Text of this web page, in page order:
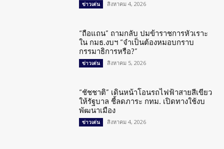
ข่าวเด่น สิงหาคม 4, 2026
“ถือแถน” ถามกลับ ปมข้าราชการหัวเราะ
ใน กมธ.งบฯ “จำเป็นต้องหมอบกราบ
กรรมาธิการหรือ?”
ข่าวเด่น สิงหาคม 5, 2026
“ชัชชาติ” เดินหน้าโอนรถไฟฟ้าสายสีเขียว
ให้รัฐบาล ชี้ลดภาระ กทม. เปิดทางใช้งบ
พัฒนาเมือง
ข่าวเด่น สิงหาคม 4, 2026